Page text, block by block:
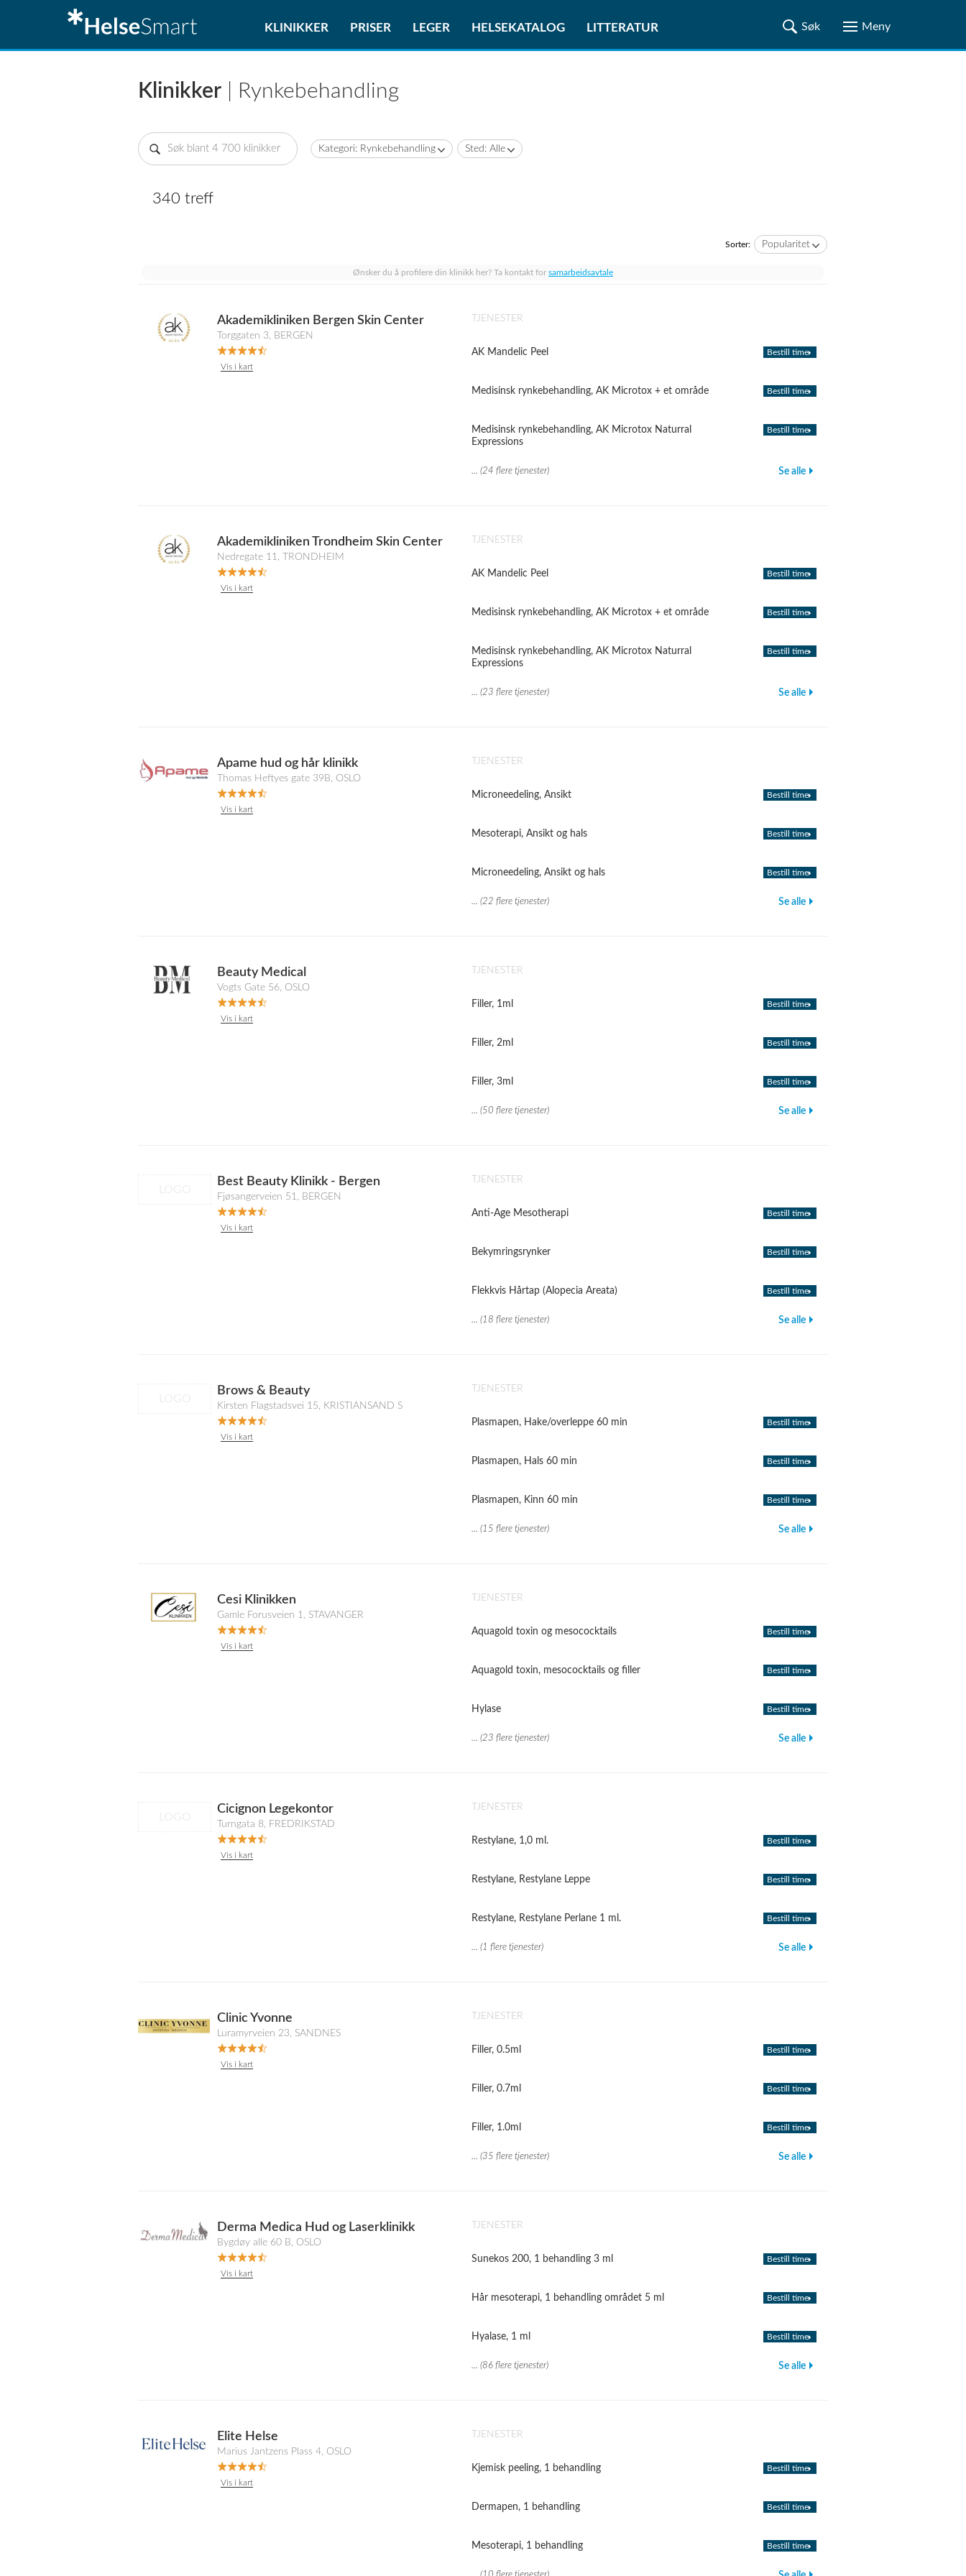
KLINIKKER PRISER LEGER HELSEKATALOG LITTERATUR
Klinikker | Rynkebehandling
Kategori: Rynkebehandling Sted: Alle
340 treff
Sorter: Popularitet
Ønsker du å profilere din klinikk her? Ta kontakt for samarbeidsavtale
Akademikliniken Bergen Skin Center
Torggaten 3, BERGEN
Vis i kart
TJENESTER
AK Mandelic Peel Bestill time
Medisinsk rynkebehandling, AK Microtox + et område Bestill time
Medisinsk rynkebehandling, AK Microtox Naturral
Expressions
Bestill time
... (24 flere tjenester) Se alle
Akademikliniken Trondheim Skin Center
Nedregate 11, TRONDHEIM
Vis i kart
TJENESTER
AK Mandelic Peel Bestill time
Medisinsk rynkebehandling, AK Microtox + et område Bestill time
Medisinsk rynkebehandling, AK Microtox Naturral
Expressions
Bestill time
... (23 flere tjenester) Se alle
Apame hud og hår klinikk
Thomas Heftyes gate 39B, OSLO
Vis i kart
TJENESTER
Microneedeling, Ansikt Bestill time
Mesoterapi, Ansikt og hals Bestill time
Microneedeling, Ansikt og hals Bestill time
... (22 flere tjenester) Se alle
Beauty Medical
Vogts Gate 56, OSLO
Vis i kart
TJENESTER
Filler, 1ml Bestill time
Filler, 2ml Bestill time
Filler, 3ml Bestill time
... (50 flere tjenester) Se alle
Best Beauty Klinikk - Bergen
Fjøsangerveien 51, BERGEN
Vis i kart
TJENESTER
Anti-Age Mesotherapi Bestill time
Bekymringsrynker Bestill time
Flekkvis Hårtap (Alopecia Areata) Bestill time
... (18 flere tjenester) Se alle
Brows & Beauty
Kirsten Flagstadsvei 15, KRISTIANSAND S
Vis i kart
TJENESTER
Plasmapen, Hake/overleppe 60 min Bestill time
Plasmapen, Hals 60 min Bestill time
Plasmapen, Kinn 60 min Bestill time
... (15 flere tjenester) Se alle
Cesi Klinikken
Gamle Forusveien 1, STAVANGER
Vis i kart
TJENESTER
Aquagold toxin og mesococktails Bestill time
Aquagold toxin, mesococktails og filler Bestill time
Hylase Bestill time
... (23 flere tjenester) Se alle
Cicignon Legekontor
Turngata 8, FREDRIKSTAD
Vis i kart
TJENESTER
Restylane, 1,0 ml. Bestill time
Restylane, Restylane Leppe Bestill time
Restylane, Restylane Perlane 1 ml. Bestill time
... (1 flere tjenester) Se alle
Clinic Yvonne
Luramyrveien 23, SANDNES
Vis i kart
TJENESTER
Filler, 0.5ml Bestill time
Filler, 0.7ml Bestill time
Filler, 1.0ml Bestill time
... (35 flere tjenester) Se alle
Derma Medica Hud og Laserklinikk
Bygdøy alle 60 B, OSLO
Vis i kart
TJENESTER
Sunekos 200, 1 behandling 3 ml Bestill time
Hår mesoterapi, 1 behandling området 5 ml Bestill time
Hyalase, 1 ml Bestill time
... (86 flere tjenester) Se alle
Elite Helse
Marius Jantzens Plass 4, OSLO
Vis i kart
TJENESTER
Kjemisk peeling, 1 behandling Bestill time
Dermapen, 1 behandling Bestill time
Mesoterapi, 1 behandling Bestill time